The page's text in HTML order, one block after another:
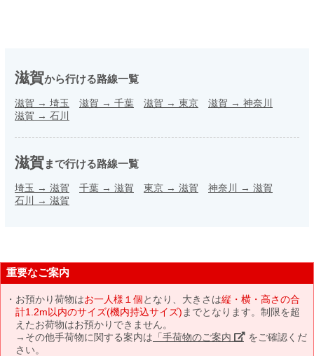
滋賀から行ける路線一覧
滋賀 → 埼玉 滋賀 → 千葉 滋賀 → 東京 滋賀 → 神奈川
滋賀 → 石川
滋賀まで行ける路線一覧
埼玉 → 滋賀 千葉 → 滋賀 東京 → 滋賀 神奈川 → 滋賀
石川 → 滋賀
重要なご案内
お預かり荷物はお一人様１個となり、大きさは縦・横・高さの合
計1.2m以内のサイズ(機内持込サイズ) までとなります。制限を超
えたお荷物はお預かりできません。
→その他手荷物に関する案内は 「手荷物のご案内」 をご確認くだ
さい。